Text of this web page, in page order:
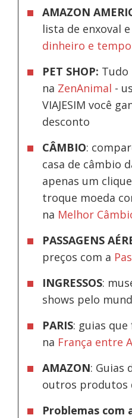
AMAZON
lista de enxoval e
dinheiro e tempo
PET SHOP: Tudo
na ZenAnimal -
VIAJESIM você
desconto
CÂMBIO:
casa de câmbio
apenas um
troque moeda
na Melhor
PASSAGENS
preços com a
INGRESSOS:
shows pelo
PARIS: guias
na França entre
AMAZON: Guias
outros produtos
Problemas com